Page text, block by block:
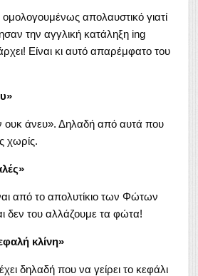
ομολογουμένως απολαυστικό γιατί
την αγγλική κατάληξη ing
Είναι κι αυτό απαρέμφατο του
ουκ άνευ». Δηλαδή από αυτά που
χωρίς.
από το απολυτίκιο των Φώτων
δεν του αλλάζουμε τα φώτα!
κλίνη»
δηλαδή που να γείρει το κεφάλι